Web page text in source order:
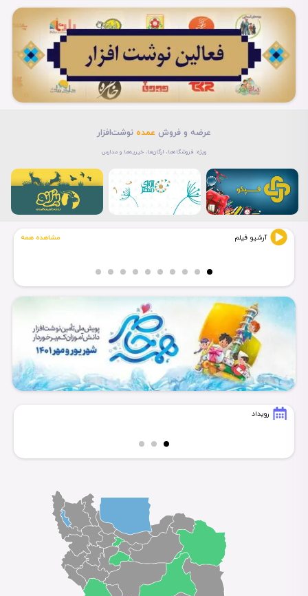
عرضه و فروش عمده نوشت‌افزار
ویژه: فروشگاه‌ها، ارگان‌ها، خیریه‌ها و مدارس
آرشیو فیلم مشاهده همه
رویداد